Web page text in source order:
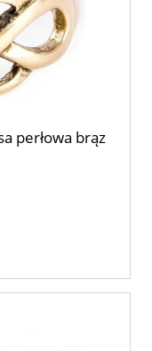
perłowa brąz